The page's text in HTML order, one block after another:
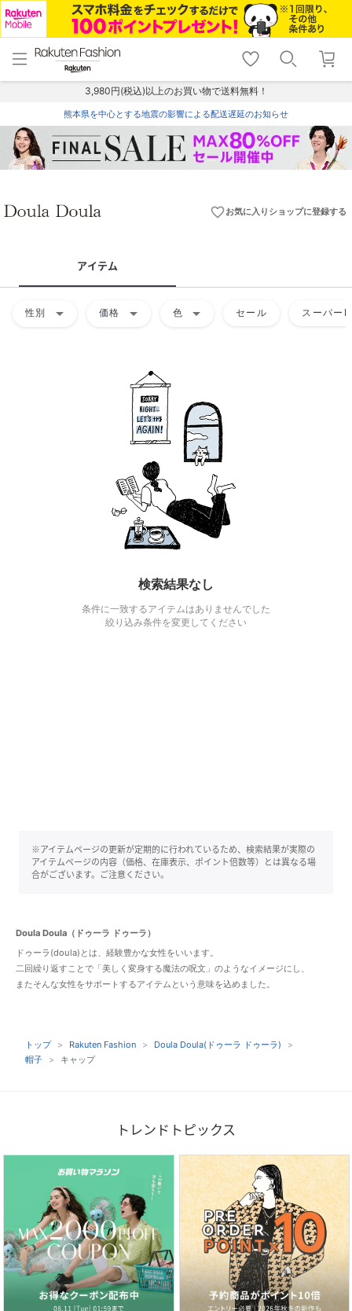
menu home
トップ
shopping_cart lock_outline
ログイン
3,980円(税込)以上のお買い物で送料無料！
熊本県を中心とする地震の影響による配送遅延のお知らせ
favorite_borderお気に入りショップに登録する
アイテム
性別 arrow_drop_down 価格 arrow_drop_down 色 arrow_drop_down セール スーパー
検索結果なし
条件に一致するアイテムはありませんでした
絞り込み条件を変更してください
※アイテムページの更新が定期的に行われているため、検索結果が実際の
アイテムページの内容（価格、在庫表示、ポイント倍数等）とは異なる場
合がございます。ご注意ください。
Doula Doula（ドゥーラ ドゥーラ）
ドゥーラ(doula)とは、経験豊かな女性をいいます。
二回繰り返すことで「美しく変身する魔法の呪文」のようなイメージにし、
またそんな女性をサポートするアイテムという意味を込めました。
トップ Rakuten Fashion
Doula Doula(ドゥーラ ドゥーラ)
帽子
キャップ
トレンドトピックス